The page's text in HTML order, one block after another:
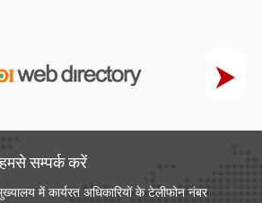
सम्‍पर्क करें
में कार्यरत अधिकारियों के टेलीफोन नंबर